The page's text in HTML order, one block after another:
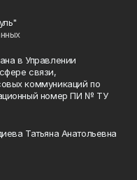
в Управлении
связи,
коммуникаций по
номер ПИ № ТУ
Татьяна Анатольевна